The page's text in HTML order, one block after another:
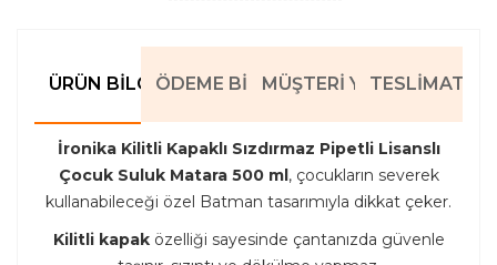
ÜRÜN BILGILERIÖDEME BILGILERIMÜŞTERI YORUMLARI
TESLIMAT
İronika Kilitli Kapaklı Sızdırmaz Pipetli Lisanslı
Çocuk Suluk Matara 500 ml, çocukların severek
kullanabileceği özel Batman tasarımıyla dikkat çeker.
Kilitli kapaközelliği sayesinde çantanızda güvenle